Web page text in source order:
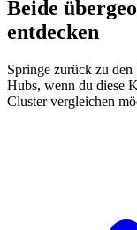
Beide
entdecken
Springe zurück zu
Hubs, wenn du diese
Cluster vergleichen